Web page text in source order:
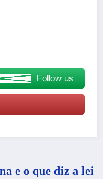
Follow us
e o que diz a lei